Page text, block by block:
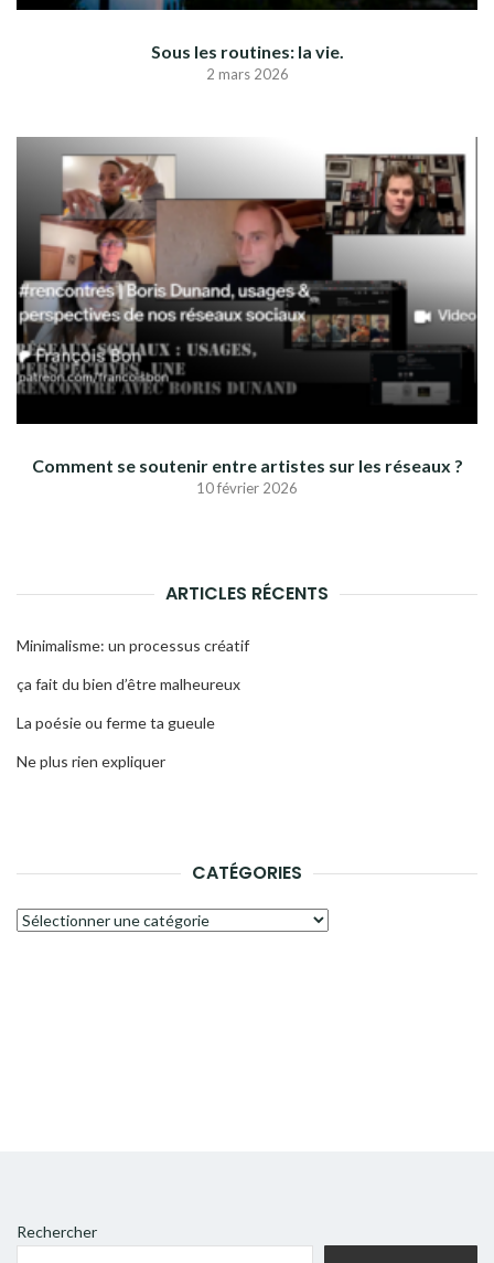
Sous les routines: la vie.
2 mars 2026
Comment se soutenir entre artistes sur les réseaux ?
10 février 2026
ARTICLES RÉCENTS
Minimalisme: un processus créatif
ça fait du bien d’être malheureux
La poésie ou ferme ta gueule
Ne plus rien expliquer
CATÉGORIES
Catégories
Rechercher